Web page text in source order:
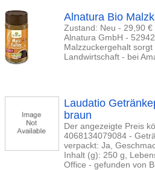
Alnatura Bio
Zustand: Neu - 29,90
Alnatura GmbH -
Malzzuckergehalt
Landwirtschaft - bei
Laudatio
braun
Der angezeigte Preis
4068134079084 -
verpackt: Ja,
Inhalt (g): 250 g,
Office - gefunden von